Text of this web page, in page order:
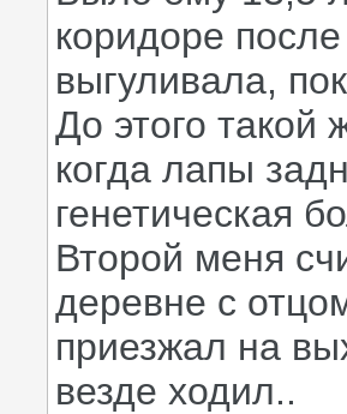
коридоре
выгуливала,
До этого такой
когда лапы
генетическая
Второй меня
деревне с
приезжал на
везде ходил..